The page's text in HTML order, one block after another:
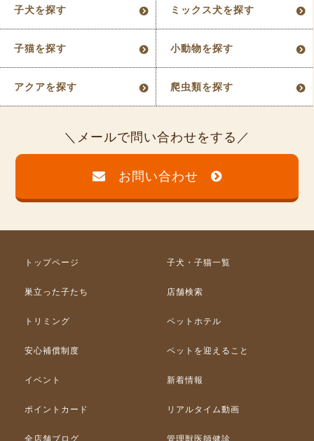
子犬を探す ミックス犬を探す
子猫を探す 小動物を探す
アクアを探す 爬虫類を探す
メールで問い合わせをする
お問い合わせ
トップページ 子犬・子猫一覧
巣立った子たち 店舗検索
トリミング ペットホテル
安心補償制度 ペットを迎えること
イベント 新着情報
ポイントカード リアルタイム動画
全店舗ブログ 管理獣医師健診